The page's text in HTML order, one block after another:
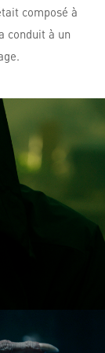
composé à
conduit à un